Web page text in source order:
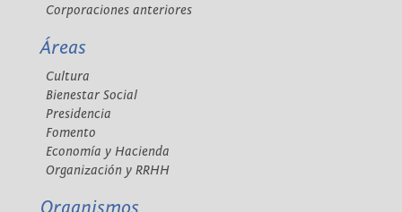
Corporaciones anteriores
Áreas
Cultura
Bienestar Social
Presidencia
Fomento
Economía y Hacienda
Organización y RRHH